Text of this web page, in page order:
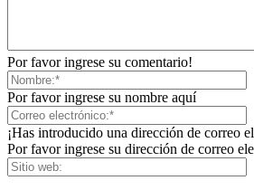
Por favor ingrese su comentario!
Por favor ingrese su nombre aquí
¡Has introducido una dirección de correo
Por favor ingrese su dirección de correo